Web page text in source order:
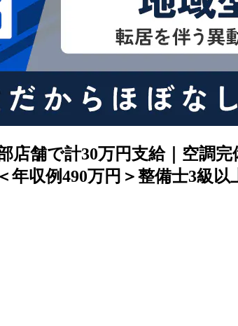
店舗で計30万円支給｜空調
収例490万円＞整備士3級以